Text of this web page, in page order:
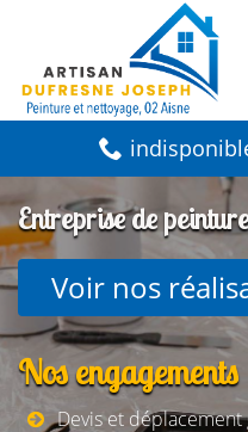
Entreprise de
Voir nos
Nos engagements
Devis et déplacement